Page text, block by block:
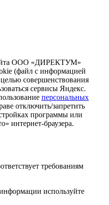
ООО «ДИРЕКТУМ»
(файл с информацией
совершенствования
сервисы Яндекс.
персональных
отключить/запретить
программы или
интернет-браузера.
требованиям
используйте